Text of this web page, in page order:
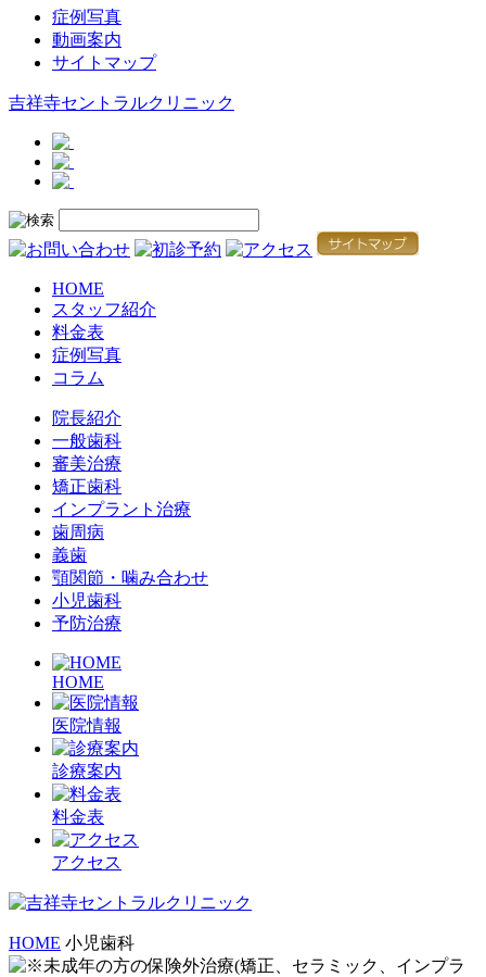
症例写真
動画案内
サイトマップ
吉祥寺セントラルクリニック
HOME
スタッフ紹介
料金表
症例写真
コラム
院長紹介
一般歯科
審美治療
矯正歯科
インプラント治療
歯周病
義歯
顎関節・噛み合わせ
小児歯科
予防治療
HOME
医院情報
診療案内
料金表
アクセス
HOME 小児歯科